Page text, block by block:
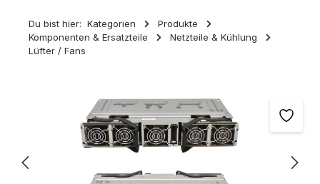
Du bist hier: Kategorien
Produkte
Komponenten & Ersatzteile
Netzteile & Kühlung
Lüfter / Fans